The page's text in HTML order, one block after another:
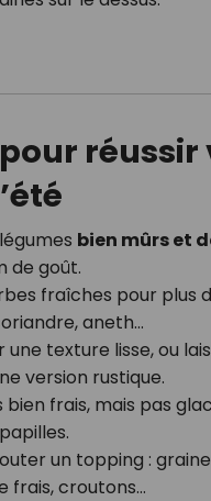
réussir
bien mûrs et
de goût.
fraîches pour plus
aneth…
une texture lisse, ou
version rustique.
bien frais, mais pas
un topping :
frais, croutons…